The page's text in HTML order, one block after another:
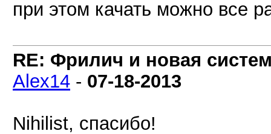
при этом качать можно все
RE: Фрилич и новая
Alex14 - 07-18-2013
Nihilist, спасибо!